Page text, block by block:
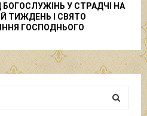
БОГОСЛУЖІНЬ У СТРАДЧІ НА
ТИЖДЕНЬ І СВЯТО
ГОСПОДНЬОГО